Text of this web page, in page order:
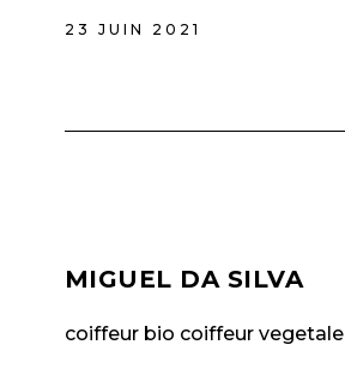
23 JUIN 2021
MIGUEL DA SILVA
coiffeur bio coiffeur vegetale